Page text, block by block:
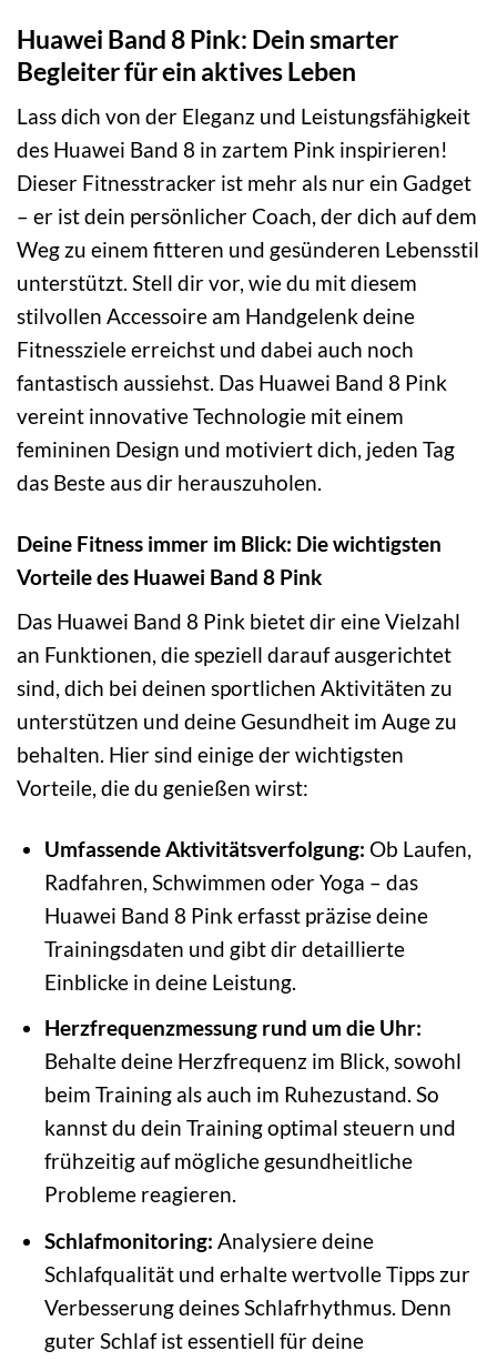
Huawei Band 8 Pink: Dein smarter
Begleiter für ein aktives Leben
Lass dich von der Eleganz und Leistungsfähigkeit
des Huawei Band 8 in zartem Pink inspirieren!
Dieser Fitnesstracker ist mehr als nur ein Gadget
– er ist dein persönlicher Coach, der dich auf dem
Weg zu einem fitteren und gesünderen Lebensstil
unterstützt. Stell dir vor, wie du mit diesem
stilvollen Accessoire am Handgelenk deine
Fitnessziele erreichst und dabei auch noch
fantastisch aussiehst. Das Huawei Band 8 Pink
vereint innovative Technologie mit einem
femininen Design und motiviert dich, jeden Tag
das Beste aus dir herauszuholen.
Deine Fitness immer im Blick: Die wichtigsten
Vorteile des Huawei Band 8 Pink
Das Huawei Band 8 Pink bietet dir eine Vielzahl
an Funktionen, die speziell darauf ausgerichtet
sind, dich bei deinen sportlichen Aktivitäten zu
unterstützen und deine Gesundheit im Auge zu
behalten. Hier sind einige der wichtigsten
Vorteile, die du genießen wirst:
Umfassende Aktivitätsverfolgung: Ob Laufen,
Radfahren, Schwimmen oder Yoga – das
Huawei Band 8 Pink erfasst präzise deine
Trainingsdaten und gibt dir detaillierte
Einblicke in deine Leistung.
Herzfrequenzmessung rund um die Uhr:
Behalte deine Herzfrequenz im Blick, sowohl
beim Training als auch im Ruhezustand. So
kannst du dein Training optimal steuern und
frühzeitig auf mögliche gesundheitliche
Probleme reagieren.
Schlafmonitoring: Analysiere deine
Schlafqualität und erhalte wertvolle Tipps zur
Verbesserung deines Schlafrhythmus. Denn
guter Schlaf ist essentiell für deine